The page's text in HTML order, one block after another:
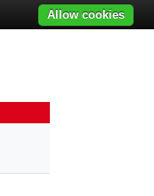
Allow cookies